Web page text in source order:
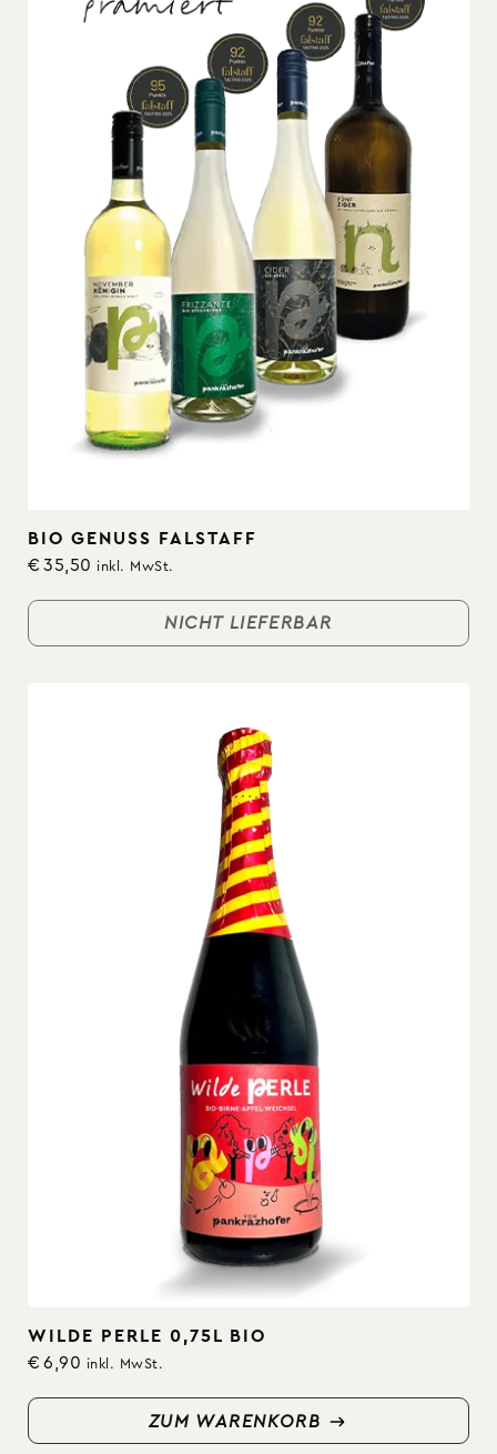
NICHT LIEFERBAR
BIO GENUSS FALSTAFF
€ 35,50 inkl. MwSt.
ZUM WARENKORB
ZUM WARENKORB
WILDE PERLE 0,75L BIO
€ 6,90 inkl. MwSt.